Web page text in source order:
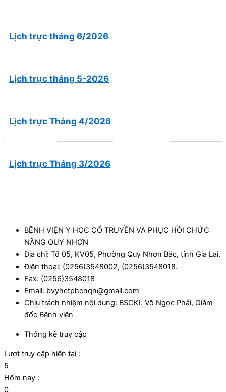
Lịch trực tháng 6/2026
Lịch trực tháng 5-2026
Lịch trực Tháng 4/2026
Lịch trực Tháng 3/2026
BỆNH VIỆN Y HỌC CỔ TRUYỀN VÀ PHỤC HỒI CHỨC
NĂNG QUY NHƠN
Địa chỉ: Tổ 05, KV05, Phường Quy Nhơn Bắc, tỉnh Gia Lai.
Điện thoại: (0256)3548002, (0256)3548018.
Fax: (0256)3548018
Email: bvyhctphcnqn@gmail.com
Chịu trách nhiệm nội dung: BSCKI. Võ Ngọc Phải, Giám
đốc Bệnh viện
Thống kê truy cập
Lượt truy cập hiện tại :
5
Hôm nay :
0